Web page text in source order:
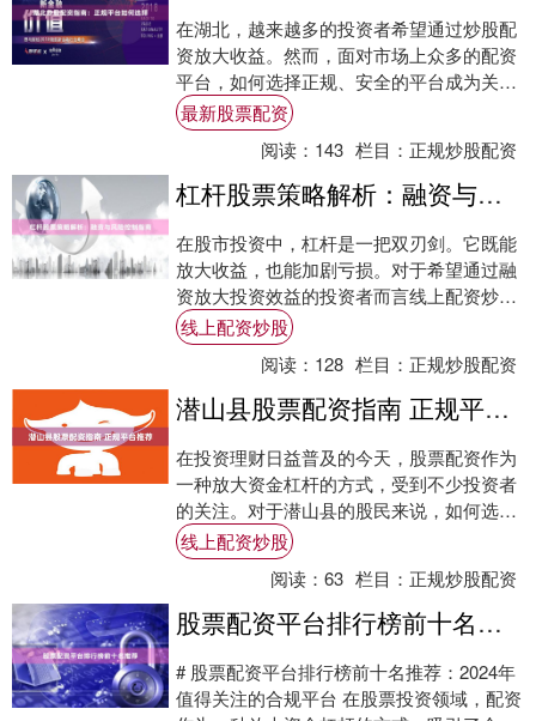
在湖北，越来越多的投资者希望通过炒股配
资放大收益。然而，面对市场上众多的配资
平台，如何选择正规、安全的平台成为关键
问题。本文将为您提供一份实用的湖北炒股
配资指南....
最新股票配资
阅读： 143 栏目： 正规炒股配资
杠杆股票策略解析：融资与风险控制指南
在股市投资中，杠杆是一把双刃剑。它既能
放大收益，也能加剧亏损。对于希望通过融
资放大投资效益的投资者而言线上配资炒
股，理解杠杆股票策略的核心逻辑与风险控
制方法至关....
线上配资炒股
阅读： 128 栏目： 正规炒股配资
潜山县股票配资指南 正规平台推荐
在投资理财日益普及的今天，股票配资作为
一种放大资金杠杆的方式，受到不少投资者
的关注。对于潜山县的股民来说，如何选择
正规、安全的配资平台线上配资炒股，是参
与配资交....
线上配资炒股
阅读：63 栏目： 正规炒股配资
股票配资平台排行榜前十名推荐
# 股票配资平台排行榜前十名推荐：2024年
值得关注的合规平台 在股票投资领域，配资